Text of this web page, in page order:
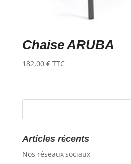
Chaise ARUBA
182,00 € TTC
Articles récents
Nos réseaux sociaux